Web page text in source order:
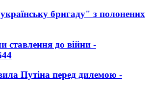
бригаду" з полонених
ставлення до війни -
Путіна перед дилемою -